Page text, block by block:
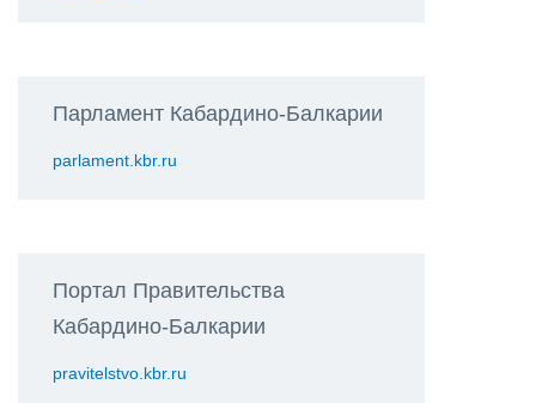
Парламент Кабардино-Балкарии
parlament.kbr.ru
Портал Правительства
Кабардино-Балкарии
pravitelstvo.kbr.ru